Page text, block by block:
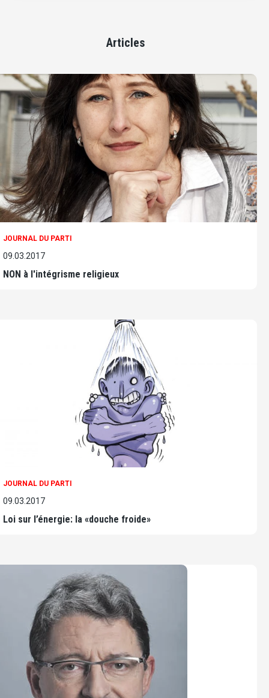
Articles
JOURNAL DU PARTI
09.03.2017
NON à l'intégrisme religieux
JOURNAL DU PARTI
09.03.2017
Loi sur l’énergie: la «douche froide»